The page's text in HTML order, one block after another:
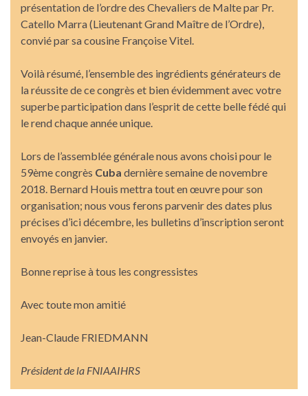
présentation de l’ordre des Chevaliers de Malte par Pr.
Catello Marra (Lieutenant Grand Maître de l’Ordre),
convié par sa cousine Françoise Vitel.
Voilà résumé, l’ensemble des ingrédients générateurs de
la réussite de ce congrès et bien évidemment avec votre
superbe participation dans l’esprit de cette belle fédé qui
le rend chaque année unique.
Lors de l’assemblée générale nous avons choisi pour le
59ème congrès Cuba dernière semaine de novembre
2018. Bernard Houis mettra tout en œuvre pour son
organisation; nous vous ferons parvenir des dates plus
précises d’ici décembre, les bulletins d’inscription seront
envoyés en janvier.
Bonne reprise à tous les congressistes
Avec toute mon amitié
Jean-Claude FRIEDMANN
Président de la FNIAAIHRS